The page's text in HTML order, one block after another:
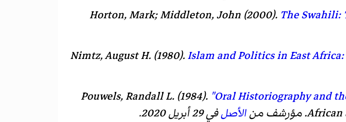
Horton, Mark; Middleton, John (2000). The Swahili:
Nimtz, August H. (1980).Islam and Politics in East
Pouwels, Randall L. (1984). "Oral Historiography and
African. مؤرشف منالأصلفي 29 أبريل 2020.